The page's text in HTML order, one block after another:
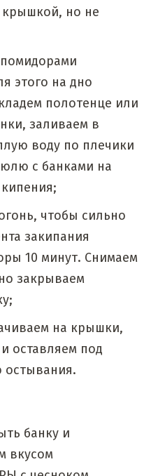
но не
этого на дно
полотенце или
заливаем в
воду по плечики
с банками на
чтобы сильно
закипания
10 минут. Снимаем
закрываем
на крышки,
оставляем под
остывания.
банку и
вкусом